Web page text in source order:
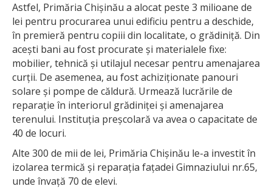
Astfel, Primăria Chișinău a alocat peste 3 milioane de
lei pentru procurarea unui edificiu pentru a deschide,
în premieră pentru copiii din localitate, o grădiniță. Din
acești bani au fost procurate și materialele fixe:
mobilier, tehnică și utilajul necesar pentru amenajarea
curții. De asemenea, au fost achiziționate panouri
solare și pompe de căldură. Urmează lucrările de
reparație în interiorul grădiniței și amenajarea
terenului. Instituția preșcolară va avea o capacitate de
40 de locuri.
Alte 300 de mii de lei, Primăria Chișinău le-a investit în
izolarea termică și reparația fațadei Gimnaziului nr.65,
unde învață 70 de elevi.